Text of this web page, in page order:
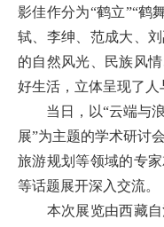
影佳作分为“鹤立”“鹤
轼、李绅、范成大、
的自然风光、民族风
好生活，立体呈现了人
当日，以“云端与浪
展”为主题的学术研讨
旅游规划等领域的专
等话题展开深入交流。
本次展览由西藏自